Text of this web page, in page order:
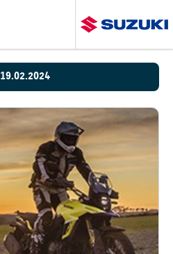
19.02.2024